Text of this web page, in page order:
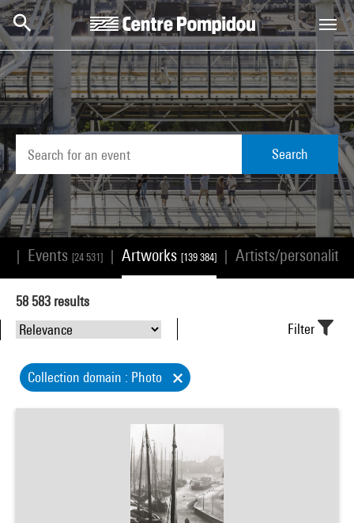
Skip to main content
Centre Pompidou
Search
Events [24 531] Artworks [139 384] Artists/
58 583 results
Filter
Collection domain : Photo